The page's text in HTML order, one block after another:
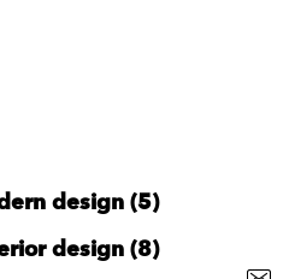
design (5)
design (8)